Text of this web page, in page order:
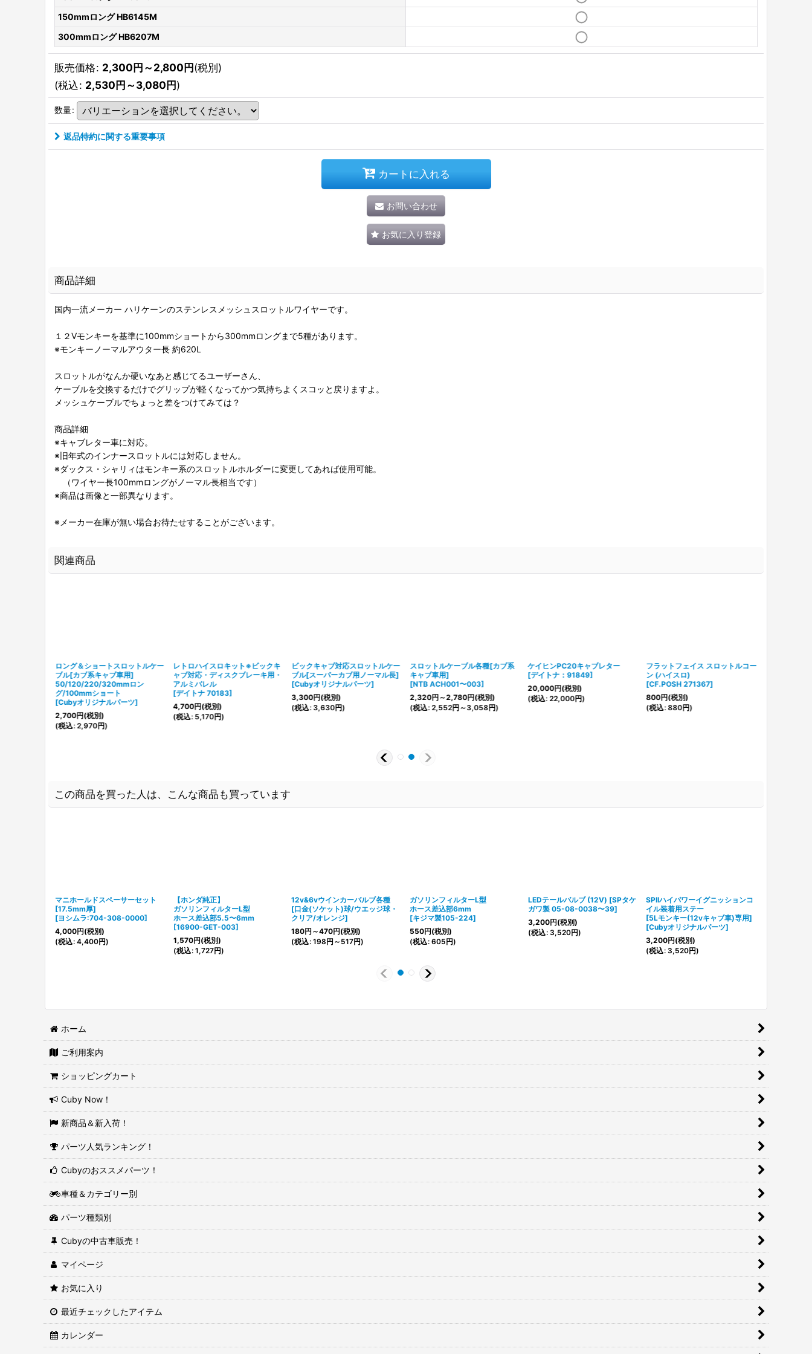
150mmロング HB6145M
300mmロング HB6207M
販売価格: 2,300円～2,800円(税別)
(税込: 2,530円～3,080円)
数量:
返品特約に関する重要事項
カートに入れる
お問い合わせ
お気に入り登録
商品詳細
国内一流メーカー ハリケーンのステンレスメッシュスロットルワイヤーです。
１２Vモンキーを基準に100mmショートから300mmロングまで5種があります。
※モンキーノーマルアウター長 約620L
スロットルがなんか硬いなあと感じてるユーザーさん、
ケーブルを交換するだけでグリップが軽くなってかつ気持ちよくスコッと戻りますよ。
メッシュケーブルでちょっと差をつけてみては？
商品詳細
※キャブレター車に対応。
※旧年式のインナースロットルには対応しません。
※ダックス・シャリィはモンキー系のスロットルホルダーに変更してあれば使用可能。
（ワイヤー長100mmロングがノーマル長相当です）
※商品は画像と一部異なります。
※メーカー在庫が無い場合お待たせすることがございます。
関連商品
ロング＆ショートスロットルケー
ブル[カブ系キャブ車用]
50/120/220/320mmロン
グ/100mmショート
[Cubyオリジナルパーツ]
2,700円(税別)
(税込: 2,970円)
レトロハイスロキット※ビックキ
ャブ対応・ディスクブレーキ用・
アルミバレル
[デイトナ 70183]
4,700円(税別)
(税込: 5,170円)
ビックキャブ対応スロットルケー
ブル[スーパーカブ用ノーマル長]
[Cubyオリジナルパーツ]
3,300円(税別)
(税込: 3,630円)
スロットルケーブル各種[カブ系
キャブ車用]
[NTB ACH001〜003]
2,320円～2,780円(税別)
(税込: 2,552円～3,058円)
ケイヒンPC20キャブレター
[デイトナ：91849]
20,000円(税別)
(税込: 22,000円)
フラットフェイス スロットルコー
ン (ハイスロ)
[CF.POSH 271367]
800円(税別)
(税込: 880円)
この商品を買った人は、こんな商品も買っています
マニホールドスペーサーセット
[17.5mm厚]
[ヨシムラ:704-308-0000]
4,000円(税別)
(税込: 4,400円)
【ホンダ純正】
ガソリンフィルターL型
ホース差込部5.5〜6mm
[16900-GET-003]
1,570円(税別)
(税込: 1,727円)
12v&6vウインカーバルブ各種
[口金(ソケット)球/ウエッジ球・
クリア/オレンジ]
180円 ～470円(税別)
(税込: 198円 ～517円)
ガソリンフィルターL型
ホース差込部6mm
[キジマ製105-224]
550円(税別)
(税込: 605円)
LEDテールバルブ (12V) [SPタケ
ガワ製 05-08-0038〜39]
3,200円(税別)
(税込: 3,520円)
SPIIハイパワーイグニッションコ
イル装着用ステー
[5Lモンキー(12vキャブ車)専用]
[Cubyオリジナルパーツ]
3,200円(税別)
(税込: 3,520円)
ホーム
ご利用案内
ショッピングカート
Cuby Now！
新商品＆新入荷！
パーツ人気ランキング！
Cubyのおススメパーツ！
車種＆カテゴリー別
パーツ種類別
Cubyの中古車販売！
マイページ
お気に入り
最近チェックしたアイテム
カレンダー